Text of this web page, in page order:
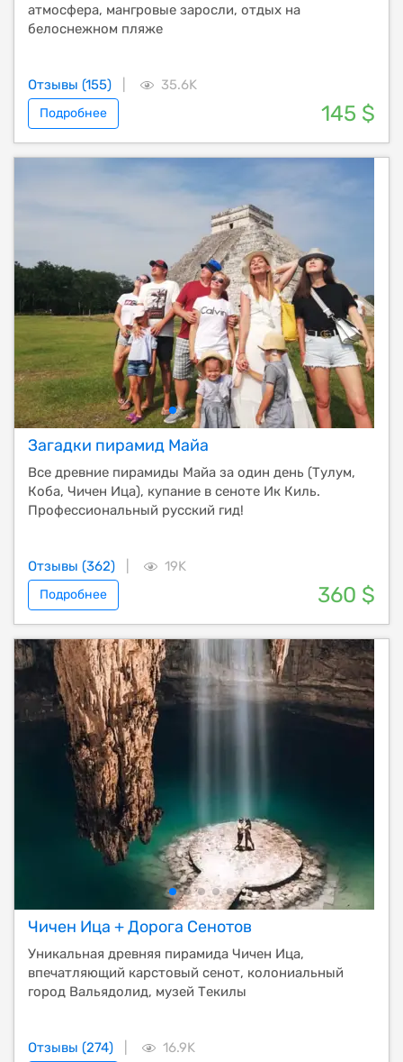
атмосфера, мангровые заросли, отдых на
белоснежном пляже
Отзывы (155) 35.6K
Подробнее 145 $
Загадки пирамид Майа
Все древние пирамиды Майа за один день (Тулум,
Коба, Чичен Ица), купание в сеноте Ик Киль.
Профессиональный русский гид!
Отзывы (362) 19K
Подробнее 360 $
Чичен Ица + Дорога Сенотов
Уникальная древняя пирамида Чичен Ица,
впечатляющий карстовый сенот, колониальный
город Вальядолид, музей Текилы
Отзывы (274) 16.9K